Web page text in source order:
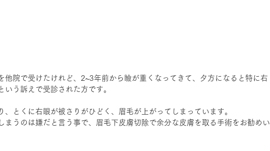
他院で受けたけれど、2~3年前から瞼が重くなってきて、夕方になると特に右
いう訴えで受診された方です。
、とくに右眼が被さりがひどく、眉毛が上がってしまっています。
まうのは嫌だと言う事で、眉毛下皮膚切除で余分な皮膚を取る手術をお勧めい